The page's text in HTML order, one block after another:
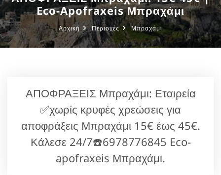
Eco-Apofraxeis Μπραχάμι
Αρχική Περιοχές Μπραχάμι
ΑΠΟΦΡΑΞΕΙΣ Μπραχάμι: Εταιρεία
✅χωρίς κρυφές χρεώσεις για
αποφράξεις Μπραχάμι 15€ έως 45€.
Κάλεσε 24/7☎️6978776845 Eco-
apofraxeis Μπραχάμι.